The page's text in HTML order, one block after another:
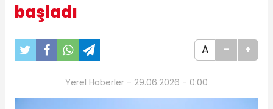
başladı
A - +
Yerel Haberler - 29.06.2026 - 0:00